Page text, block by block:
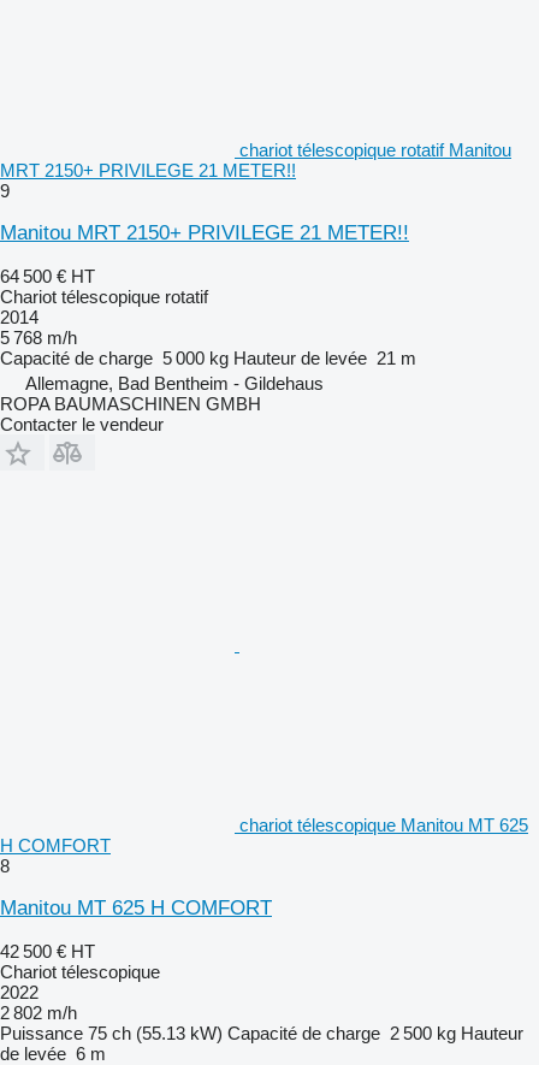
chariot télescopique rotatif Manitou
MRT 2150+ PRIVILEGE 21 METER!!
9
Manitou MRT 2150+ PRIVILEGE 21 METER!!
64 500 € HT
Chariot télescopique rotatif
2014
5 768 m/h
Capacité de charge 5 000 kg Hauteur de levée 21 m
Allemagne, Bad Bentheim - Gildehaus
ROPA BAUMASCHINEN GMBH
Contacter le vendeur
chariot télescopique Manitou MT 625
H COMFORT
8
Manitou MT 625 H COMFORT
42 500 € HT
Chariot télescopique
2022
2 802 m/h
Puissance 75 ch (55.13 kW) Capacité de charge 2 500 kg Hauteur
de levée 6 m